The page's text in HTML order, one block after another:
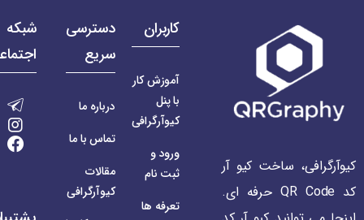
کیوآرگرافی، ساخت کیو آر
کد QR Code حرفه ای.
کاربران
آموزش کار
با پنل
کیوآرگرافی
ورود و
ثبت نام
تعرفه ها
دسترسی
سریع
درباره ما
تماس با ما
مقالات
کیوآرگرافی